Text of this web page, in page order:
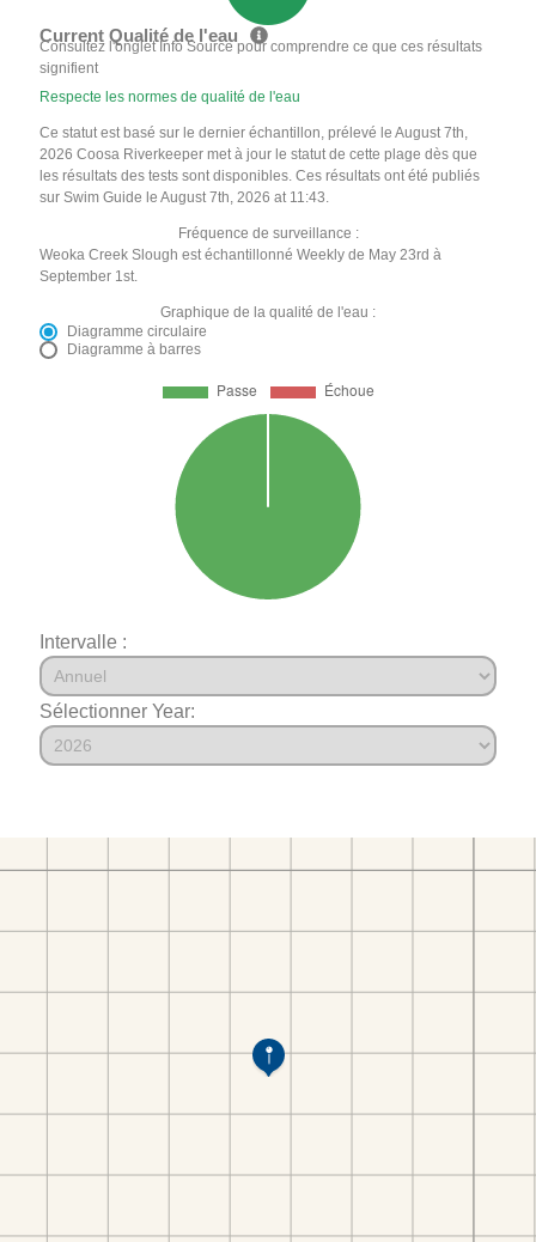
Current Qualité de l'eau
Consultez l'onglet Info Source pour comprendre ce que ces résultats
signifient
Respecte les normes de qualité de l'eau
Ce statut est basé sur le dernier échantillon, prélevé le August 7th,
2026 Coosa Riverkeeper met à jour le statut de cette plage dès que
les résultats des tests sont disponibles. Ces résultats ont été publiés
sur Swim Guide le August 7th, 2026 at 11:43.
Fréquence de surveillance :
Weoka Creek Slough est échantillonné Weekly de May 23rd à
September 1st.
Graphique de la qualité de l'eau :
Diagramme circulaire
Diagramme à barres
Intervalle :
Sélectionner Year: